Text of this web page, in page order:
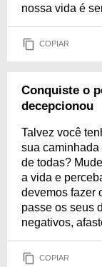
nossa vida é
COPIAR
Conquiste o
decepcionou
Talvez você
sua caminhada
de todas?
a vida e
devemos fazer
passe os seus
negativos,
COPIAR